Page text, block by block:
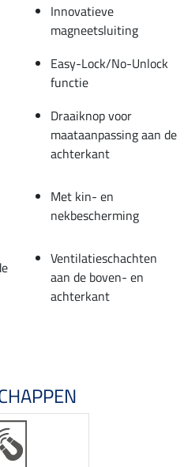
Innovatieve
magneetsluiting
Easy-Lock/No-Unlock
functie
Draaiknop voor
maataanpassing aan de
achterkant
Met kin- en
nekbescherming
Ventilatieschachten
aan de boven- en
achterkant